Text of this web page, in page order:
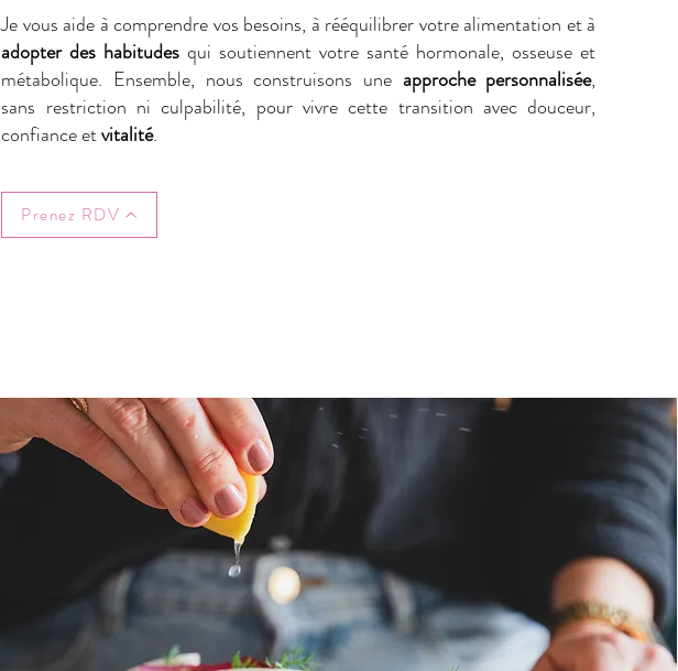
Je vous aide à comprendre vos besoins, à rééquilibrer votre alimentation et à
adopter des habitudes qui soutiennent votre santé hormonale, osseuse et
métabolique. Ensemble, nous construisons une approche personnalisée,
sans restriction ni culpabilité, pour vivre cette transition avec douceur,
confiance etvitalité.
Prenez RDV